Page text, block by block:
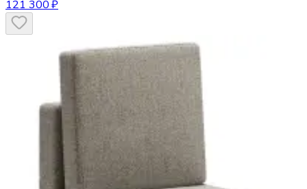
121 300 ₽